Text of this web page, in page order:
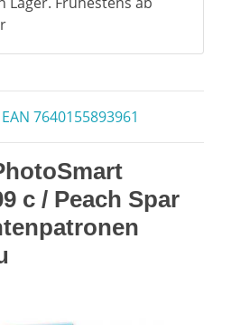
7640155893961
c / Peach Spar